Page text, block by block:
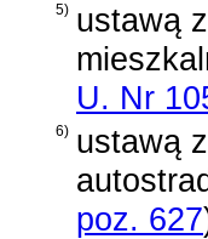
5) ustawą
U. Nr
6) ustawą
poz. 627